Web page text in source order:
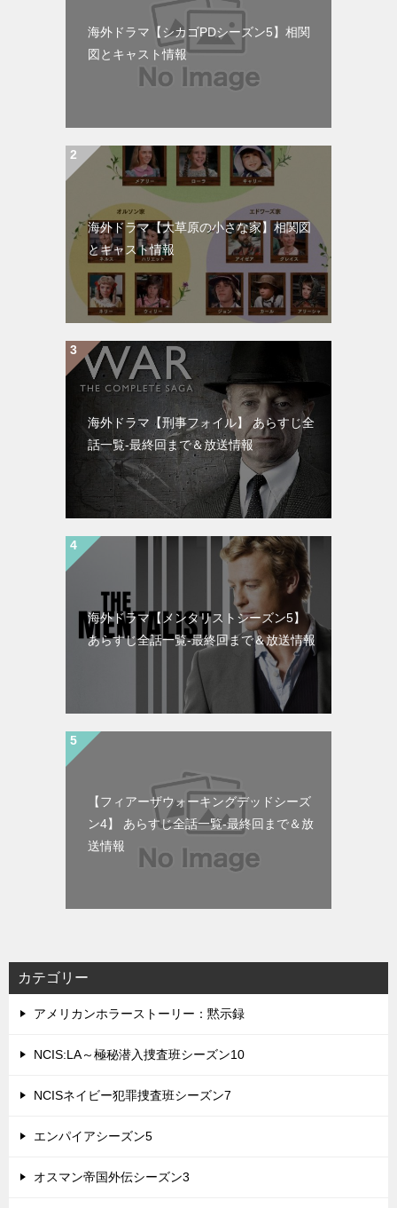
海外ドラマ【シカゴPDシーズン5】相関
図とキャスト情報
海外ドラマ【大草原の小さな家】相関図
とキャスト情報
海外ドラマ【刑事フォイル】 あらすじ全
話一覧-最終回まで＆放送情報
海外ドラマ【メンタリストシーズン5】
あらすじ全話一覧-最終回まで＆放送情報
【フィアーザウォーキングデッドシーズ
ン4】 あらすじ全話一覧-最終回まで＆放
送情報
カテゴリー
アメリカンホラーストーリー：黙示録
NCIS:LA～極秘潜入捜査班シーズン10
NCISネイビー犯罪捜査班シーズン7
エンパイアシーズン5
オスマン帝国外伝シーズン3